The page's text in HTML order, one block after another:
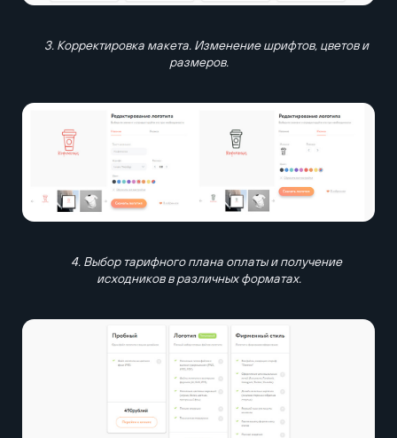
3. Корректировка макета. Изменение шрифтов, цветов и
размеров.
4. Выбор тарифного плана оплаты и получение
исходников в различных форматах.